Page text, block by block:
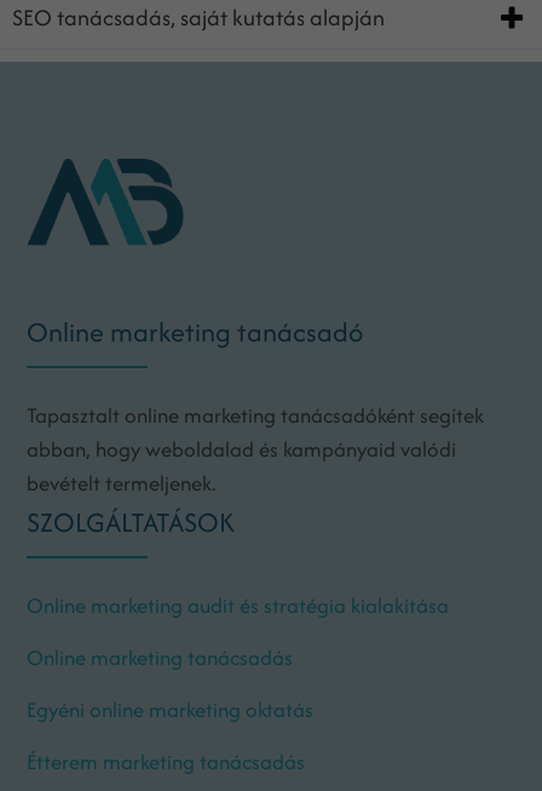
SEO tanácsadás, saját kutatás alapján
Online marketing tanácsadó
Tapasztalt online marketing tanácsadóként segítek
abban, hogy weboldalad és kampányaid valódi
bevételt termeljenek.
SZOLGÁLTATÁSOK
Online marketing audit és stratégia kialakítása
Online marketing tanácsadás
Egyéni online marketing oktatás
Étterem marketing tanácsadás